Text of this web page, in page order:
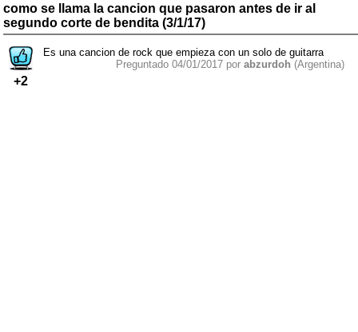
como se llama la cancion que pasaron antes de ir al
segundo corte de bendita (3/1/17)
+2
Es una cancion de rock que empieza con un solo de guitarra
Preguntado 04/01/2017 por abzurdoh (Argentina)